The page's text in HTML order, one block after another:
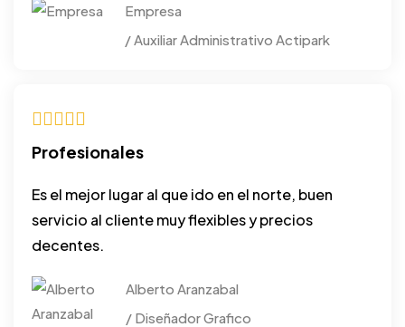
Empresa
/ Auxiliar Administrativo Actipark
Profesionales
Es el mejor lugar al que ido en el norte, buen
servicio al cliente muy flexibles y precios
decentes.
Alberto Aranzabal
/ Diseñador Grafico